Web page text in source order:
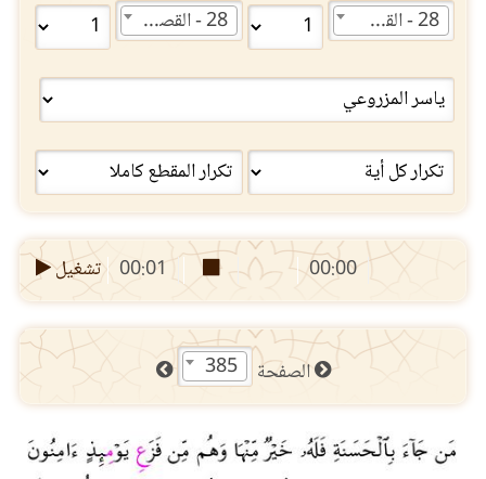
28 - القصص 28 - القصص
00:00
00:01 تشغيل
الصفحة 385